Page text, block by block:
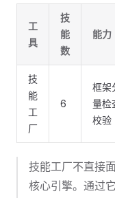
工
具
技
能
数
能力
技
能
工
厂
6
框架
量检
校验
技能工厂不直接
核心引擎。通过